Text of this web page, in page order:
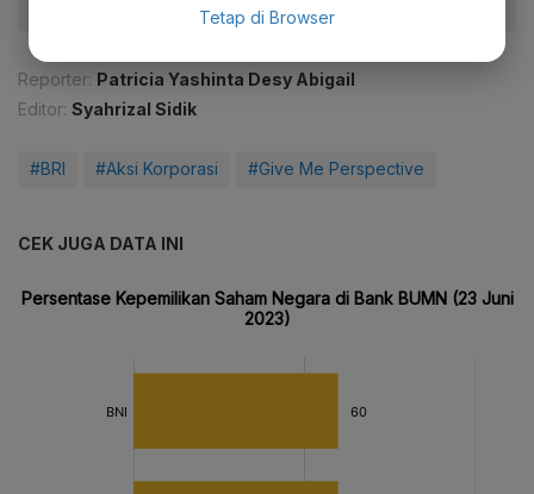
Reporter: Patricia Yashinta Desy Abigail
Editor: Syahrizal Sidik
#BRI #Aksi Korporasi #Give Me Perspective
CEK JUGA DATA INI
Tetap di Browser